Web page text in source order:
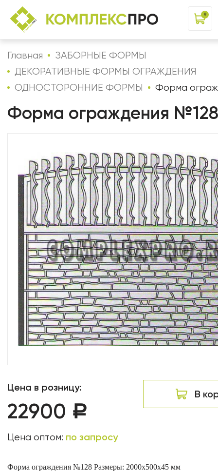
9
Главная
ЗАБОРНЫЕ ФОРМЫ
ДЕКОРАТИВНЫЕ ФОРМЫ ОГРАЖДЕНИЯ
ОДНОСТОРОННИЕ ФОРМЫ
Форма
Форма ограждения №128
Цена в розницу:
22900 Р
Цена оптом: по запросу
В
Форма ограждения №128 Размеры: 2000х500х45 мм